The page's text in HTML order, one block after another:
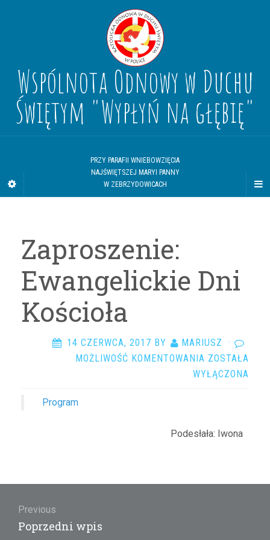
Wspólnota Odnowy w Duchu
Świętym "Wypłyń na głębię"
PRZY PARAFII WNIEBOWZIĘCIA
NAJŚWIĘTSZEJ MARYI PANNY
W ZEBRZYDOWICACH
Zaproszenie:
Ewangelickie Dni
Kościoła
14 CZERWCA, 2017 BY MARIUSZ
·
MOŻLIWOŚĆ KOMENTOWANIA ZOSTAŁA
WYŁĄCZONA
Program
Podesłała: Iwona
wpisu
Previous
Previous
Poprzedni wpis